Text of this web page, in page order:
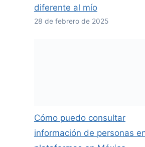
diferente al mío
28 de febrero de 2025
Cómo puedo consultar
información de personas